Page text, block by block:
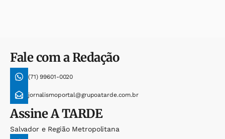
Fale com a Redação
(71) 99601-0020
jornalismoportal@grupoatarde.com.br
AssineA TARDE
Salvador e Região Metropolitana